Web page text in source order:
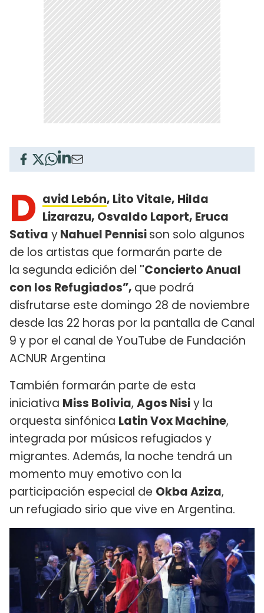
D avid Lebón, Lito Vitale, Hilda
Lizarazu, Osvaldo Laport, Eruca
Sativa yNahuel Pennisison solo algunos
de los artistas que formarán parte de
la segunda edición del "Concierto Anual
con los Refugiados”, que podrá
disfrutarse este domingo 28 de noviembre
desde las 22 horas por la pantalla de Canal
9 y por el canal de YouTube de Fundación
ACNUR Argentina
También formarán parte de esta
iniciativa Miss Bolivia, Agos Nisiy la
orquesta sinfónica Latin Vox Machine,
integrada por músicos refugiados y
migrantes. Además, la noche tendrá un
momento muy emotivo con la
participación especial de Okba Aziza,
un refugiado sirio que vive en Argentina.